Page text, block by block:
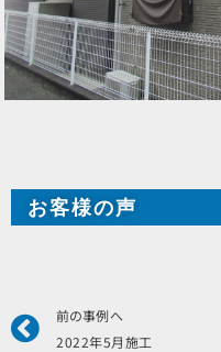
お客様の声
Prev
前の事例へ
2022年5月施